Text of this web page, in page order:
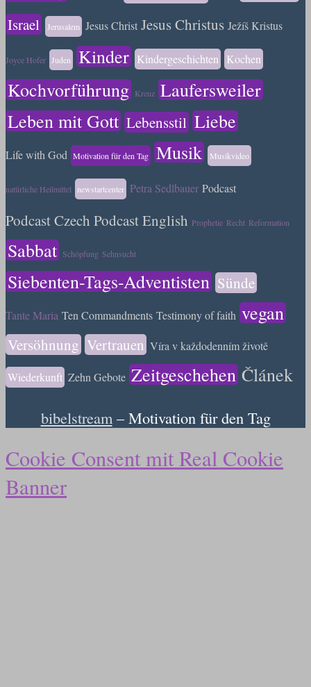
Israel
Jerusalem Jesus Christ Jesus Christus Ježíš Kristus
Joyce Hofer Juden Kinder Kindergeschichten Kochen
Kochvorführung Kreuz Laufersweiler
Leben mit Gott Lebensstil Liebe
Life with God Motivation für den Tag Musik Musikvideo
natürliche Heilmittel newstartcenter Petra Sedlbauer Podcast
Podcast Czech Podcast English Prophetie Recht Reformation
Sabbat Schöpfung Sehnsucht
Siebenten-Tags-Adventisten Sünde
Tante Maria Ten Commandments Testimony of faith vegan
Versöhnung Vertrauen Víra v každodenním životě
Wiederkunft Zehn Gebote Zeitgeschehen Článek
bibelstream– Motivation für den Tag
Cookie Consent mit Real Cookie
Banner